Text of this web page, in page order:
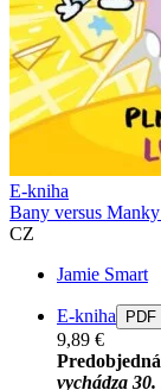
E-kniha
Bany versus
CZ
Jamie Smart
E-kniha PDF
9,89 €
vychádza